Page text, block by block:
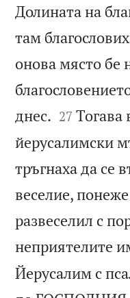
Долината на
там
онова място бе
днес. 

27 Тогава
йерусалимски
тръгнаха да се
веселие,
развеселил с
неприятелите
Йерусалим с